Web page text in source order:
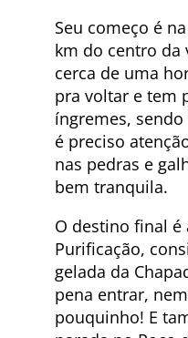
Seu começo é
km do centro da
cerca de uma
pra voltar e tem
íngremes,
é preciso
nas pedras e
bem tranquila.
O destino final é
Purificação,
gelada da
pena entrar,
pouquinho! E